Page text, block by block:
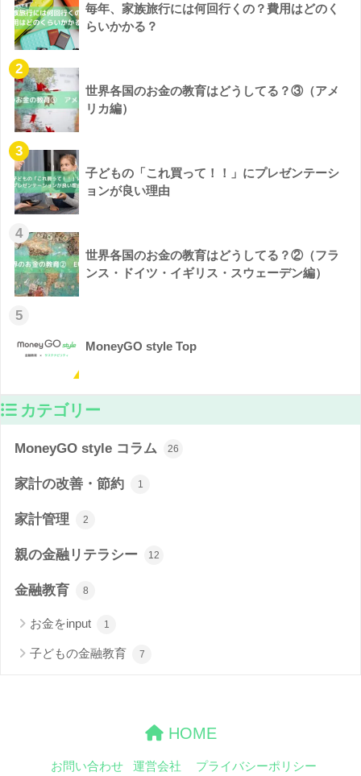
毎年、家族旅行には何回行くの？費用はどのく
らいかかる？
2
世界各国のお金の教育はどうしてる？③（アメ
リカ編）
3
子どもの「これ買って！！」にプレゼンテーシ
ョンが良い理由
4
世界各国のお金の教育はどうしてる？②（フラ
ンス・ドイツ・イギリス・スウェーデン編）
5
MoneyGO style Top
カテゴリー
MoneyGO style コラム 26
家計の改善・節約 1
家計管理 2
親の金融リテラシー 12
金融教育 8
お金をinput 1
子どもの金融教育 7
HOME
お問い合わせ 運営会社 プライバシーポリシー